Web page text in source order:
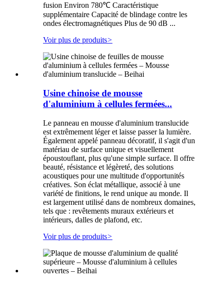
fusion Environ 780℃ Caractéristique
supplémentaire Capacité de blindage contre les
ondes électromagnétiques Plus de 90 dB ...
Voir plus de produits>
Usine chinoise de mousse
d'aluminium à cellules fermées...
Le panneau en mousse d'aluminium translucide
est extrêmement léger et laisse passer la lumière.
Également appelé panneau décoratif, il s'agit d'un
matériau de surface unique et visuellement
époustouflant, plus qu'une simple surface. Il offre
beauté, résistance et légèreté, des solutions
acoustiques pour une multitude d'opportunités
créatives. Son éclat métallique, associé à une
variété de finitions, le rend unique au monde. Il
est largement utilisé dans de nombreux domaines,
tels que : revêtements muraux extérieurs et
intérieurs, dalles de plafond, etc.
Voir plus de produits>